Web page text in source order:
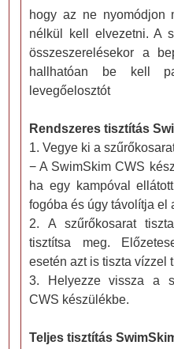
hogy az ne nyomódjon
nélkül kell elvezetni. A
összeszerelésekor a
hallhatóan be kell
levegőelosztót
Rendszeres tisztítás
1. Vegye ki a
− A SwimSkim CWS
ha egy kampóval
fogóba és úgy távolítja el
2. A szűrőkosarat
tisztítsa meg.
esetén azt is tiszta vízzel
3. Helyezze vissza a
CWS készülékbe.
Teljes tisztítás